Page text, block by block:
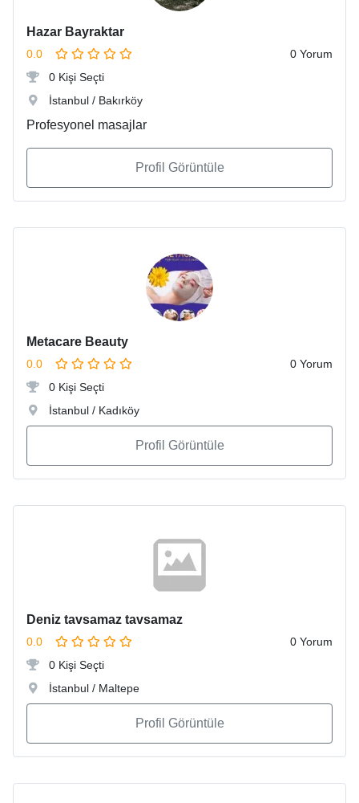
Hazar Bayraktar
0.0
0 Yorum
0 Kişi Seçti
İstanbul / Bakırköy
Profesyonel masajlar
Profil Görüntüle
Metacare Beauty
0.0
0 Yorum
0 Kişi Seçti
İstanbul / Kadıköy
Profil Görüntüle
Deniz tavsamaz tavsamaz
0.0
0 Yorum
0 Kişi Seçti
İstanbul / Maltepe
Profil Görüntüle